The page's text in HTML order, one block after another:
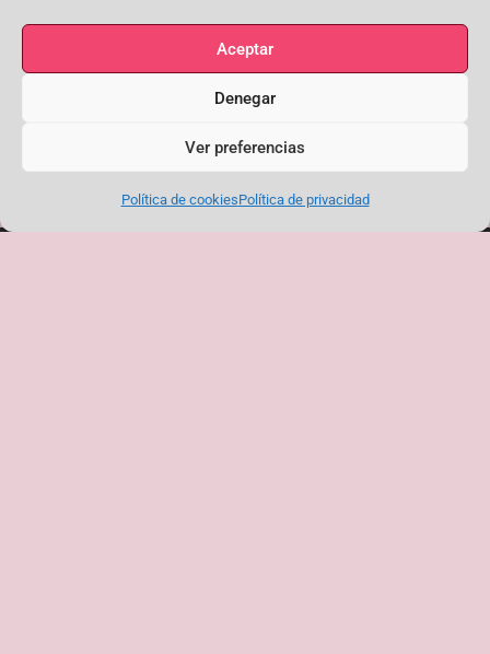
Aceptar
Denegar
Ver preferencias
Política de cookiesPolítica de privacidad
flamenco entre las peñas El
El flamenco pone voz al 8M en la